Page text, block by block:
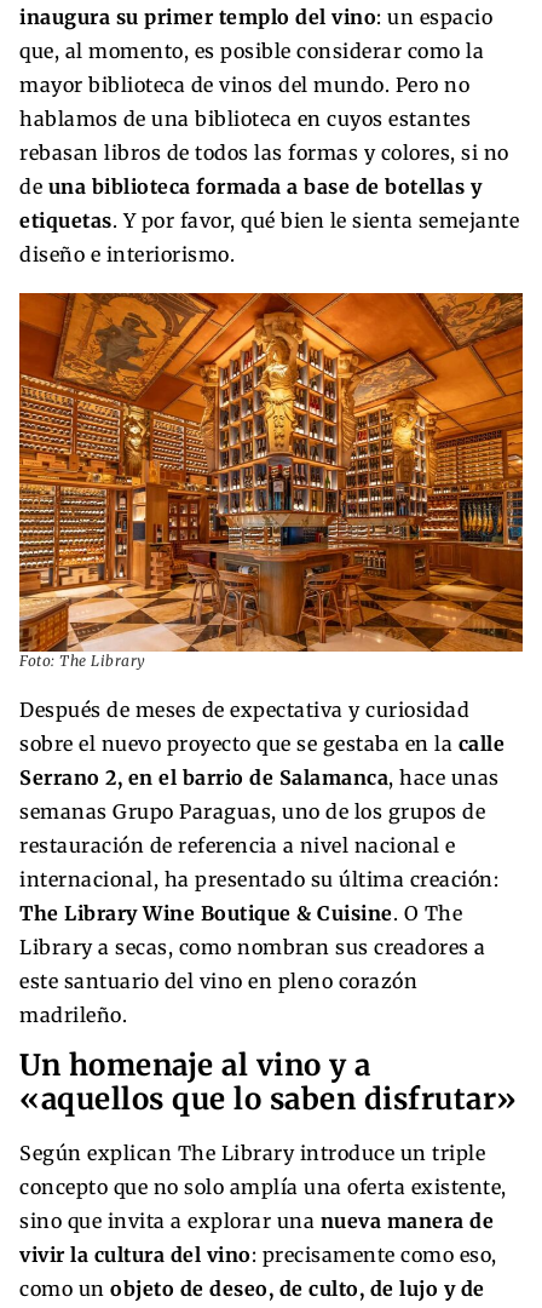
inaugura su primer templo del vino: un espacio
que, al momento, es posible considerar como la
mayor biblioteca de vinos del mundo. Pero no
hablamos de una biblioteca en cuyos estantes
rebasan libros de todos las formas y colores, si no
de una biblioteca formada a base de botellas y
etiquetas. Y por favor, qué bien le sienta semejante
diseño e interiorismo.
Foto: The Library
Después de meses de expectativa y curiosidad
sobre el nuevo proyecto que se gestaba en la calle
Serrano 2, en el barrio de Salamanca, hace unas
semanas Grupo Paraguas, uno de los grupos de
restauración de referencia a nivel nacional e
internacional, ha presentado su última creación:
The Library Wine Boutique & Cuisine. O The
Library a secas, como nombran sus creadores a
este santuario del vino en pleno corazón
madrileño.
Un homenaje al vino y a
«aquellos que lo saben disfrutar»
Según explican The Library introduce un triple
concepto que no solo amplía una oferta existente,
sino que invita a explorar una nueva manera de
vivir la cultura del vino: precisamente como eso,
como un objeto de deseo, de culto, de lujo y de